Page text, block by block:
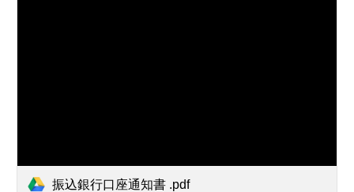
振込銀行口座通知書 .pdf